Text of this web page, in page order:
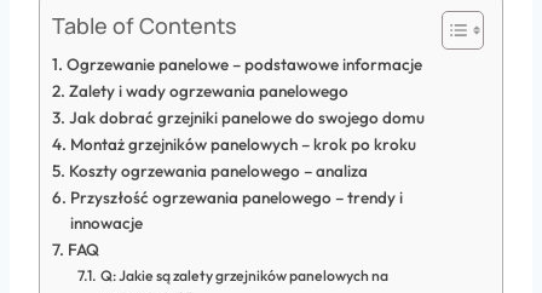
Table of Contents
Ogrzewanie panelowe – podstawowe informacje
Zalety i wady ogrzewania panelowego
Jak dobrać grzejniki panelowe do swojego domu
Montaż grzejników panelowych – krok po kroku
Koszty ogrzewania panelowego – analiza
Przyszłość ogrzewania panelowego – trendy i
innowacje
FAQ
Q: Jakie są zalety grzejników panelowych na